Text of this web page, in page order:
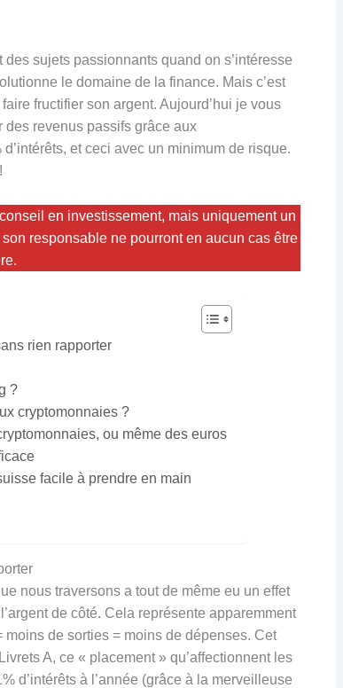
sujets passionnants quand on s’intéresse
le domaine de la finance. Mais c’est
fructifier son argent. Aujourd’hui je vous
des revenus passifs grâce aux
et ceci avec un minimum de risque.
en investissement, mais uniquement un
responsable ne pourront en aucun cas être
rien rapporter
?
cryptomonnaies ?
ou même des euros
facile à prendre en main
nous traversons a tout de même eu un effet
de côté. Cela représente apparemment
de sorties = moins de dépenses. Cet
A, ce « placement » qu’affectionnent les
d’intérêts à l’année (grâce à la merveilleuse